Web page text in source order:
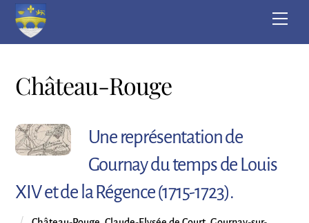
Skip
Château-Rouge
Une représentation de
Gournay du temps de Louis
XIV et de la Régence (1715-1723).